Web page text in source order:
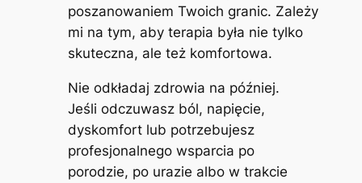
poszanowaniem Twoich granic. Zależy
mi na tym, aby terapia była nie tylko
skuteczna, ale też komfortowa.
Nie odkładaj zdrowia na później.
Jeśli odczuwasz ból, napięcie,
dyskomfort lub potrzebujesz
profesjonalnego wsparcia po
porodzie, po urazie albo w trakcie